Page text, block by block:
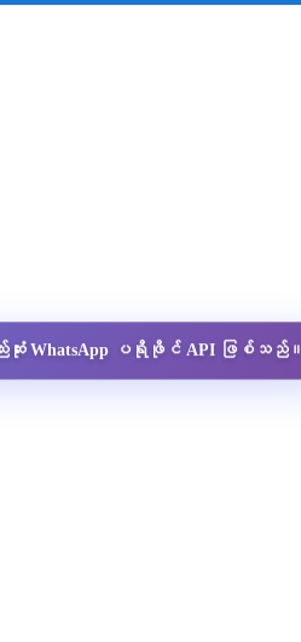
နည်းဆုံး WhatsApp ပရိုဖိုင် API ဖြစ်သည်။